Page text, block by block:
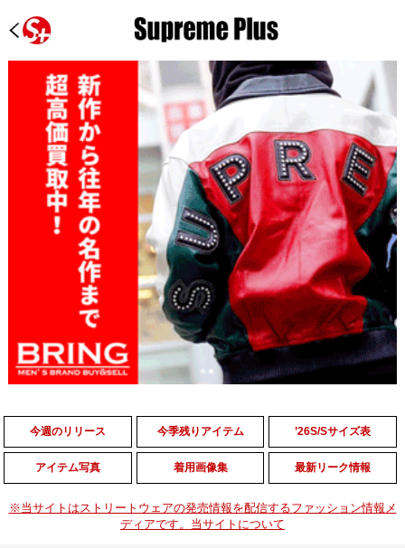
今週のリリース 今季残りアイテム ’26S/Sサイズ表
アイテム写真 着用画像集 最新リーク情報
※当サイトはストリートウェアの発売情報を配信するファッション情報メ
ディアです。当サイトについて